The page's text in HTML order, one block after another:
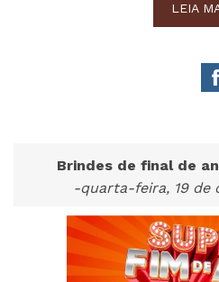
LEIA
Brindes de final de
-quarta-feira, 19 de